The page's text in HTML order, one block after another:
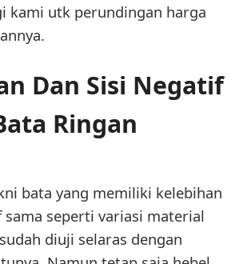
kami utk perundingan harga
Dan Sisi Negatif
Ringan
bata yang memiliki kelebihan
sama seperti variasi material
diuji selaras dengan